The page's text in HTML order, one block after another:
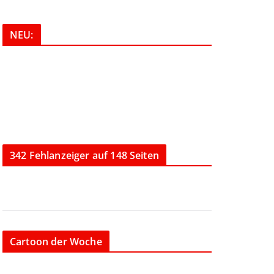
NEU:
342 Fehlanzeiger auf 148 Seiten
Cartoon der Woche